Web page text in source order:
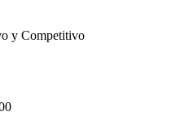
y Competitivo